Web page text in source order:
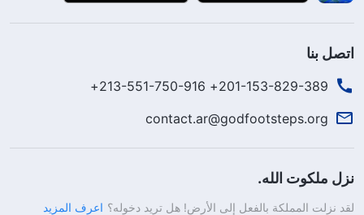
اتصل بنا
201-153-829-389+ 213-551-750-916+
contact.ar@godfootsteps.org
نزل ملكوت الله.
لقد نزلت المملكة بالفعل إلى الأرض! هل تريد دخوله؟ اعرف المزيد